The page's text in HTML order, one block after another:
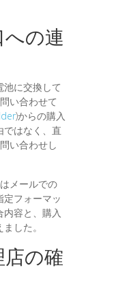
への連
池に交換して
い合わせて
)からの購入
ではなく、直
い合わせし
メールでの
フォーマッ
内容と、購入
した。
店の確